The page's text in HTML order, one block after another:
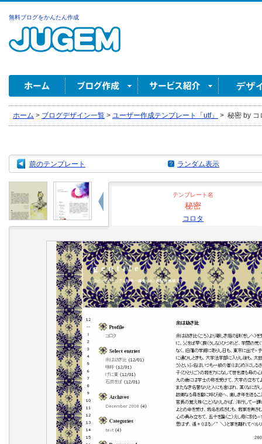
無料ブログをかんたん作成
ホーム > ブログデザイン一覧 > ユーザー作成テンプレート「utf」 > 秘密 by コ
前のテンプレート ランダム表示
テンプレート名
秘密
コロタ